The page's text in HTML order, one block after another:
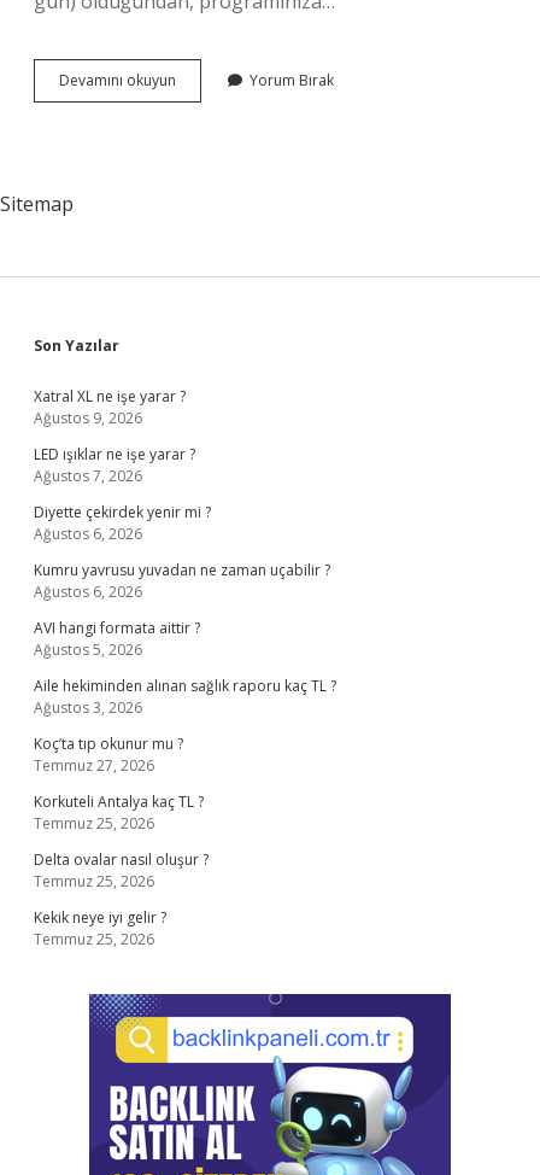
Devamını okuyun
Belgeleri
Yorum Bırak
Sitemap
Sidebar
Son Yazılar
Xatral XL ne işe yarar ?
Ağustos 9, 2026
LED ışıklar ne işe yarar ?
Ağustos 7, 2026
Diyette çekirdek yenir mi ?
Ağustos 6, 2026
Kumru yavrusu yuvadan ne zaman uçabilir ?
Ağustos 6, 2026
AVI hangi formata aittir ?
Ağustos 5, 2026
Aile hekiminden alınan sağlık raporu kaç TL ?
Ağustos 3, 2026
Koç’ta tıp okunur mu ?
Temmuz 27, 2026
Korkuteli Antalya kaç TL ?
Temmuz 25, 2026
Delta ovalar nasıl oluşur ?
Temmuz 25, 2026
Kekik neye iyi gelir ?
Temmuz 25, 2026